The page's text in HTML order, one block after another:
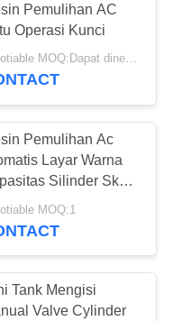
37
Pemulihan AC
Operasi Kunci
negotiable MOQ:Dapat dinegosiasikan
Pemulihan Ac
Layar Warna
Silinder Skala
MOQ:1
Tank Mengisi
Valve Cylinder